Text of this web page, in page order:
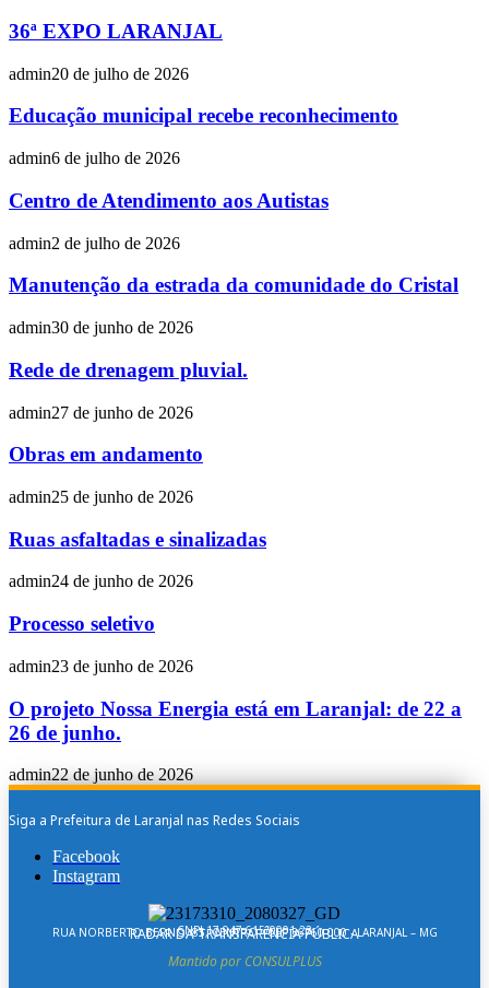
36ª EXPO LARANJAL
admin20 de julho de 2026
Educação municipal recebe reconhecimento
admin6 de julho de 2026
Centro de Atendimento aos Autistas
admin2 de julho de 2026
Manutenção da estrada da comunidade do Cristal
admin30 de junho de 2026
Rede de drenagem pluvial.
admin27 de junho de 2026
Obras em andamento
admin25 de junho de 2026
Ruas asfaltadas e sinalizadas
admin24 de junho de 2026
Processo seletivo
admin23 de junho de 2026
O projeto Nossa Energia está em Laranjal: de 22 a
26 de junho.
admin22 de junho de 2026
Siga a Prefeitura de Laranjal nas Redes Sociais
Facebook
Instagram
RADAR DA TRANSPARÊNCIA PÚBLICA
RUA NORBERTO BERNO, 85, CENTRO - CEP 36760-000 - LARANJAL – MG
CNPJ 17.947.615/0001-22
Mantido por CONSULPLUS